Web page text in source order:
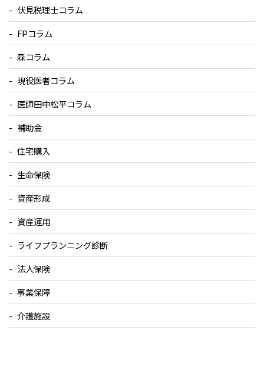
伏見税理士コラム
FPコラム
森コラム
現役医者コラム
医師田中松平コラム
補助金
住宅購入
生命保険
資産形成
資産運用
ライフプランニング診断
法人保険
事業保障
介護施設